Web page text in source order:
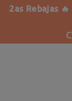
2as Rebajas